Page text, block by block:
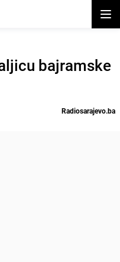
bajramske
Radiosarajevo.ba